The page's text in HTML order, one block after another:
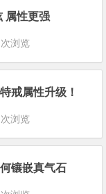
属性更强
浏览
戒属性升级！
浏览
镶嵌真气石